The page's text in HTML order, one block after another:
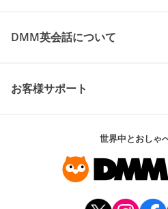
DMM英会話について
お客様サポート
世界中とおしゃ